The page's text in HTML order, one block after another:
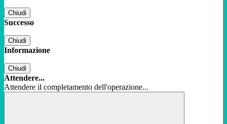
Chiudi
Successo
Chiudi
Informazione
Chiudi
Attendere...
Attendere il completamento dell'operazione...